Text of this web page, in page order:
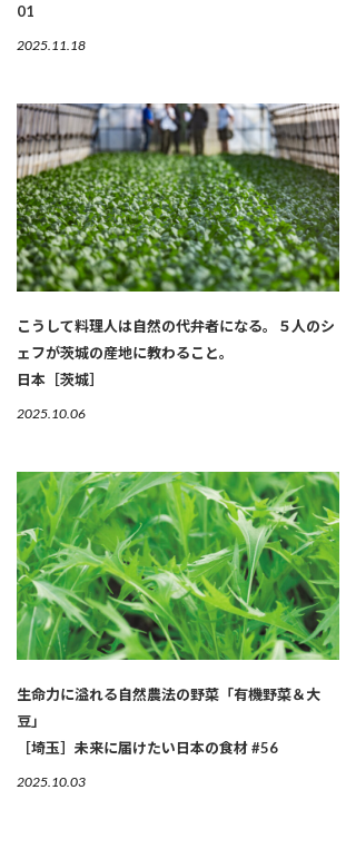
01
2025.11.18
こうして料理人は自然の代弁者になる。５人のシ
ェフが茨城の産地に教わること。
日本［茨城］
2025.10.06
生命力に溢れる自然農法の野菜「有機野菜＆大
豆」
［埼玉］未来に届けたい日本の食材 #56
2025.10.03